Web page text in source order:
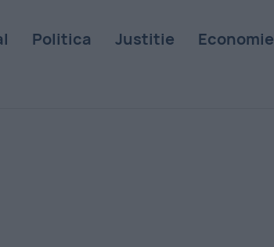
Politica Justitie Economie